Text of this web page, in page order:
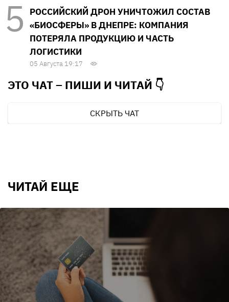
РОССИЙСКИЙ ДРОН УНИЧТОЖИЛ СОСТАВ
«БИОСФЕРЫ» В ДНЕПРЕ: КОМПАНИЯ
ПОТЕРЯЛА ПРОДУКЦИЮ И ЧАСТЬ
ЛОГИСТИКИ
05 Августа 19:17
ЭТО ЧАТ – ПИШИ И ЧИТАЙ 👇
СКРЫТЬ ЧАТ
ЧИТАЙ ЕЩЕ